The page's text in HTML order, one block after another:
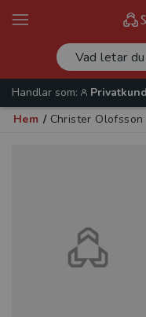
Handlar som:
Privatkund
Hem / Christer Olofsson